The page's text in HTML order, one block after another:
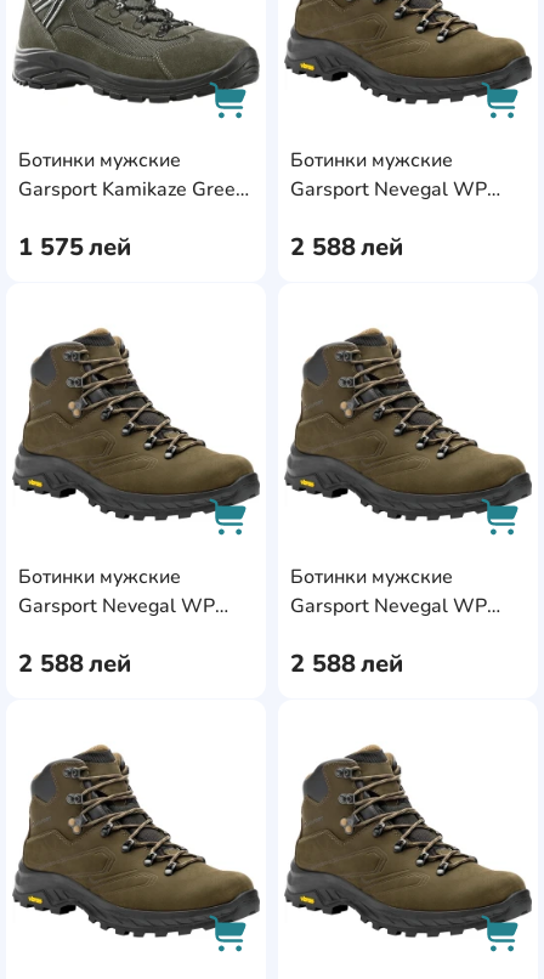
Ботинки мужские
Garsport Kamikaze Green,
1 575лей
AddCardToCart
Ботинки мужские
Garsport Nevegal WP
2 588лей
Ботинки мужские
Garsport Nevegal WP
2 588лей
AddCardToFavourite
AddCardToCart
Ботинки мужские
Garsport Nevegal WP
2 588лей
AddCardToFavourite